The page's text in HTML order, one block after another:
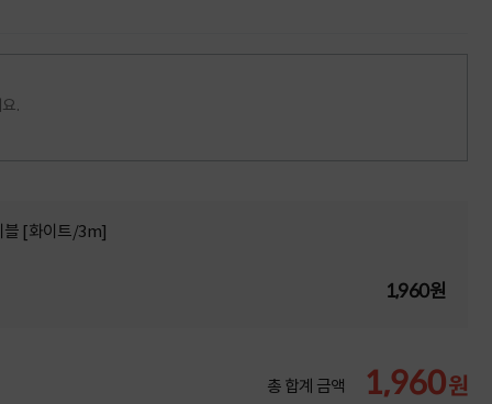
.
블 [화이트/3m]
1,960원
총 합계 금액 1,960원